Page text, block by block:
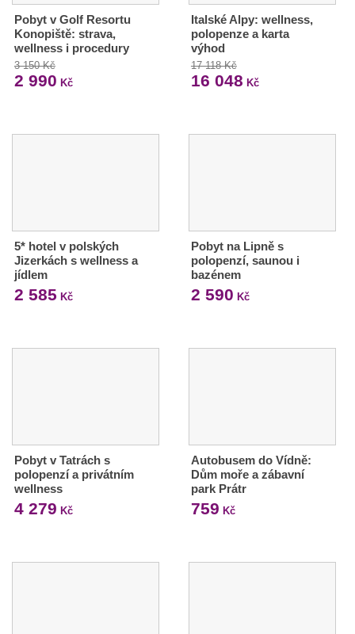
Pobyt v Golf Resortu
Konopiště: strava,
wellness i procedury
3 150 Kč
2 990 Kč
Italské Alpy: wellness,
polopenze a karta
výhod
17 118 Kč
16 048 Kč
5* hotel v polských
Jizerkách s wellness a
jídlem
2 585 Kč
Pobyt na Lipně s
polopenzí, saunou i
bazénem
2 590 Kč
Pobyt v Tatrách s
polopenzí a privátním
wellness
4 279 Kč
Autobusem do Vídně:
Dům moře a zábavní
park Prátr
759 Kč